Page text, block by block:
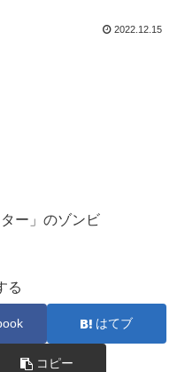
2022.12.15
ー」のゾンビ
る
はてブ
コピー